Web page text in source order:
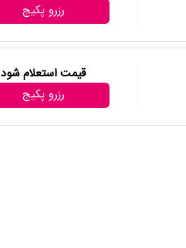
رزرو پکیج
قیمت استعلام شود
رزرو پکیج